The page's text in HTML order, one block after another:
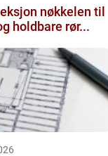
til
holdbare rør...